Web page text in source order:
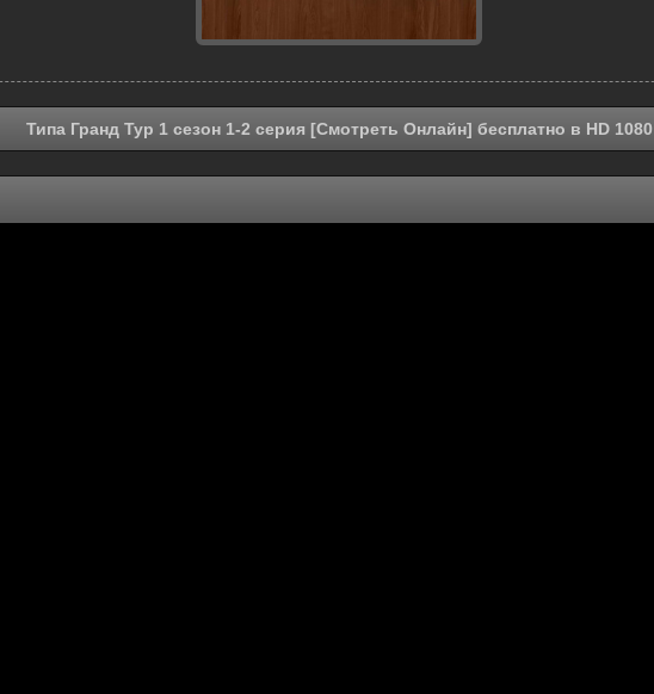
Типа Гранд Тур 1 сезон 1-2 серия [Смотреть Онлайн] бесплатно в HD 1080